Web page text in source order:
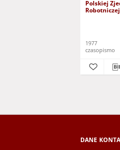
Polskiej
1977
czasopismo
DANE